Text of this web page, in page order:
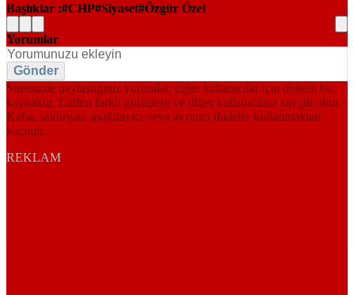
Başlıklar : CHP Siyaset Özgür Özel
Yorumlar
Gönder
Sitemizde paylaştığınız yorumlar, diğer kullanıcılar için değerli bir
kaynaktır. Lütfen farklı görüşlere ve diğer kullanıcılara saygılı olun.
Kaba, saldırgan, aşağılayıcı veya ayrımcı ifadeler kullanmaktan
kaçının.
REKLAM